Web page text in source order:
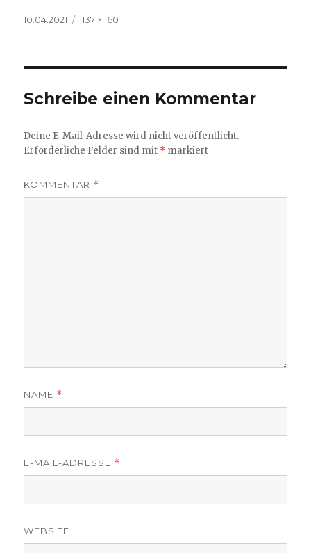
Veröffentlicht
10.04.2021
Volle
137 × 160
Schreibe einen Kommentar
Deine E-Mail-Adresse wird nicht veröffentlicht.
Erforderliche Felder sind mit * markiert
KOMMENTAR *
NAME *
E-MAIL-ADRESSE *
WEBSITE